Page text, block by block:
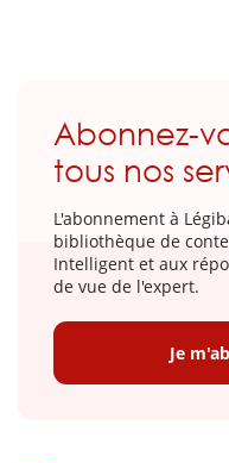
Abonnez-
tous nos
L'abonnement à
bibliothèque de
Intelligent et aux
de vue de l'expert.
Je